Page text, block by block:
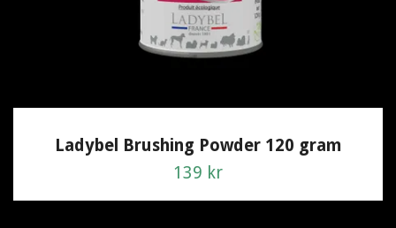
Ladybel Brushing Powder 120 gram
139 kr